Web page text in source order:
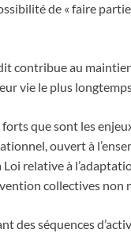
de « faire
contribue au
vie le plus
que sont les
ouvert à
relative à
collectives non
des séquences